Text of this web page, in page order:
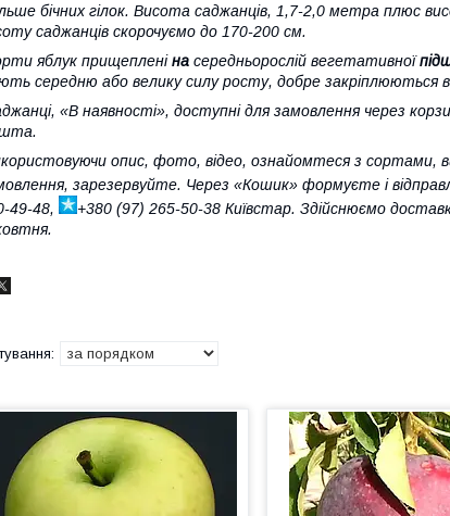
бічних гілок. Висота саджанців, 1,7-2,0 метра плюс
саджанців скорочуємо до 170-200 см.
яблук прищепленіна середньорослій вегетативної
середню або велику силу росту, добре закріплюються
«В наявності», доступні для замовлення через
опис, фото, відео, ознайомтеся з сортами,
зарезервуйте. Через «Кошик» формуєте і
49-48,
+380 (97) 265-50-38 Київстар. Здійснюємо